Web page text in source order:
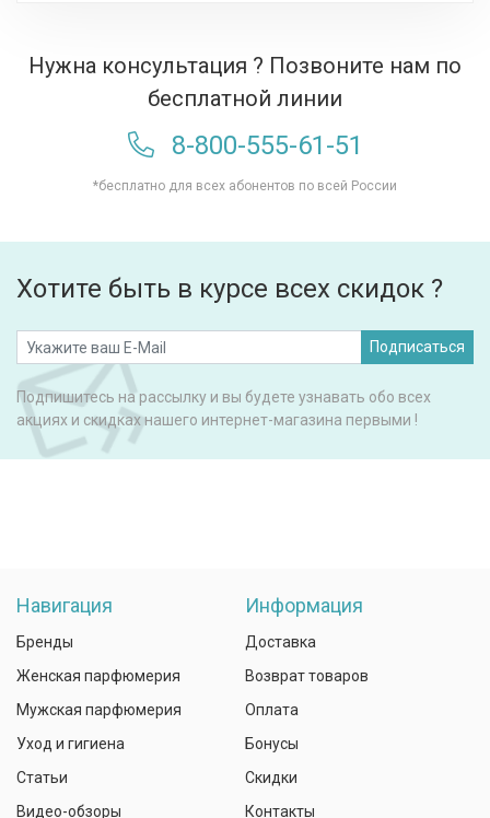
Нужна консультация ? Позвоните нам по
бесплатной линии
8-800-555-61-51
*бесплатно для всех абонентов по всей России
Хотите быть в курсе всех скидок ?
Подписаться
Подпишитесь на рассылку и вы будете узнавать обо всех
акциях и скидках нашего интернет-магазина первыми !
Навигация
Бренды
Женская парфюмерия
Мужская парфюмерия
Уход и гигиена
Статьи
Видео-обзоры
Информация
Доставка
Возврат товаров
Оплата
Бонусы
Скидки
Контакты